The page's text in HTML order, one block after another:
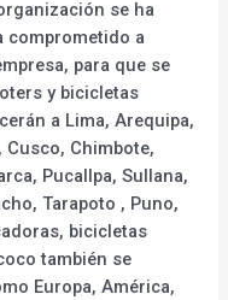
se ha
comprometido a
para que se
y bicicletas
a Lima, Arequipa,
Chimbote,
Pucallpa, Sullana,
Tarapoto , Puno,
bicicletas
también se
Europa, América,